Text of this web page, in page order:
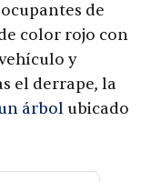
de
color rojo con
y
el derrape, la
árbol ubicado